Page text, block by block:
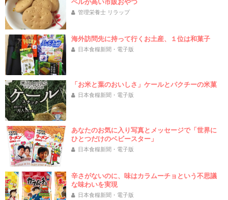
ベルが高い市販おやつ
管理栄養士 リラップ
海外訪問先に持って行くお土産、１位は和菓子
日本食糧新聞・電子版
「お米と葉のおいしさ」ケールとパクチーの米菓
日本食糧新聞・電子版
あなたのお気に入り写真とメッセージで「世界に
ひとつだけのベビースター」
日本食糧新聞・電子版
辛さがないのに、味はカラムーチョという不思議
な味わいを実現
日本食糧新聞・電子版